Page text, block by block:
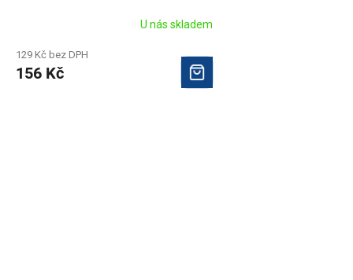
U nás skladem
129 Kč bez DPH
156 Kč